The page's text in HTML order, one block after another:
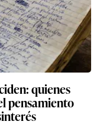
quienes
pensamiento